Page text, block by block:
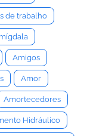
de trabalho
Amigos
Amor
Amortecedores
Hidráulico